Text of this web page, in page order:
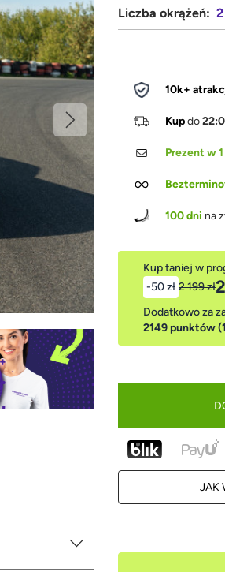
Liczba okrążeń:
10k+
Kupdo
Prezent w
100 dni na
Kup taniej w
-50 zł 2 199 zł
Dodatkowo za
2149 punktów
JAK